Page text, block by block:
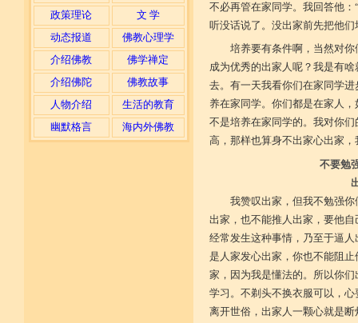
政策理论
文 学
动态报道
佛教心理学
介绍佛教
佛学禅定
介绍佛陀
佛教故事
人物介绍
生活的教育
幽默格言
海内外佛教
不必再管在家同学。我回答他
听没话说了。没出家前先把他
培养要有条件啊，当然对
成为优秀的出家人呢？我是有
去。有一天我看你们在家同学
养在家同学。你们都是在家人
不是培养在家同学的。我对你
高，那样也算身不出家心出家
不要勉
我赞叹出家，但我不勉强
出家，也不能推人出家，要他
经常发生这种事情，乃至于逼
是人家发心出家，你也不能阻
家，因为我是懂法的。所以你
学习。不剃头不换衣服可以，
离开世俗，出家人一颗心就是